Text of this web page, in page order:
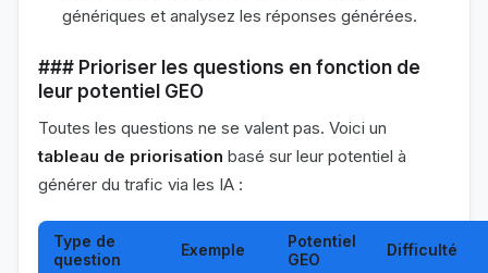
génériques et analysez les réponses générées.
### Prioriser les questions en fonction de
leur potentiel GEO
Toutes les questions ne se valent pas. Voici un
tableau de priorisation basé sur leur potentiel à
générer du trafic via les IA :
Type de
question
Exemple
Potentiel
GEO
Difficulté